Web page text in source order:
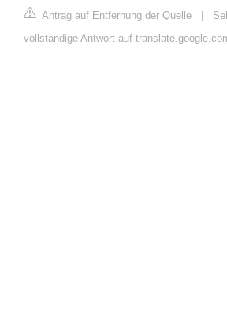
Antrag auf Entfernung der Quelle |
vollständige Antwort auf